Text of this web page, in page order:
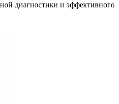
диагностики и эффективного